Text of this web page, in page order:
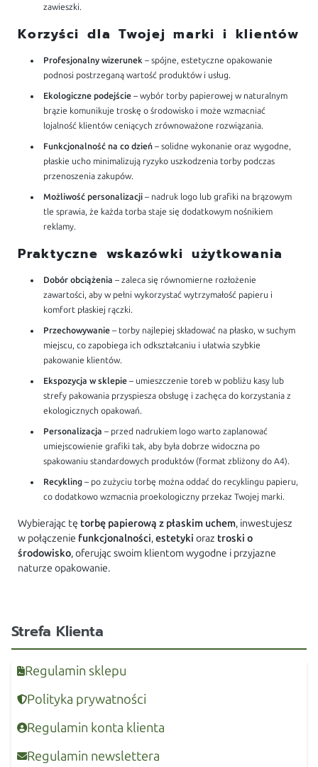
zawieszki.
Korzyści dla Twojej marki i klientów
Profesjonalny wizerunek – spójne, estetyczne opakowanie
podnosi postrzeganą wartość produktów i usług.
Ekologiczne podejście – wybór torby papierowej w naturalnym
brązie komunikuje troskę o środowisko i może wzmacniać
lojalność klientów ceniących zrównoważone rozwiązania.
Funkcjonalność na co dzień – solidne wykonanie oraz wygodne,
płaskie ucho minimalizują ryzyko uszkodzenia torby podczas
przenoszenia zakupów.
Możliwość personalizacji – nadruk logo lub grafiki na brązowym
tle sprawia, że każda torba staje się dodatkowym nośnikiem
reklamy.
Praktyczne wskazówki użytkowania
Dobór obciążenia – zaleca się równomierne rozłożenie
zawartości, aby w pełni wykorzystać wytrzymałość papieru i
komfort płaskiej rączki.
Przechowywanie – torby najlepiej składować na płasko, w suchym
miejscu, co zapobiega ich odkształcaniu i ułatwia szybkie
pakowanie klientów.
Ekspozycja w sklepie – umieszczenie toreb w pobliżu kasy lub
strefy pakowania przyspiesza obsługę i zachęca do korzystania z
ekologicznych opakowań.
Personalizacja – przed nadrukiem logo warto zaplanować
umiejscowienie grafiki tak, aby była dobrze widoczna po
spakowaniu standardowych produktów (format zbliżony do A4).
Recykling – po zużyciu torbę można oddać do recyklingu papieru,
co dodatkowo wzmacnia proekologiczny przekaz Twojej marki.
Wybierając tę torbę papierową z płaskim uchem, inwestujesz
w połączenie funkcjonalności,estetyki oraz troski o
środowisko, oferując swoim klientom wygodne i przyjazne
naturze opakowanie.
Strefa Klienta
Regulamin sklepu
Polityka prywatności
Regulamin konta klienta
Regulamin newslettera